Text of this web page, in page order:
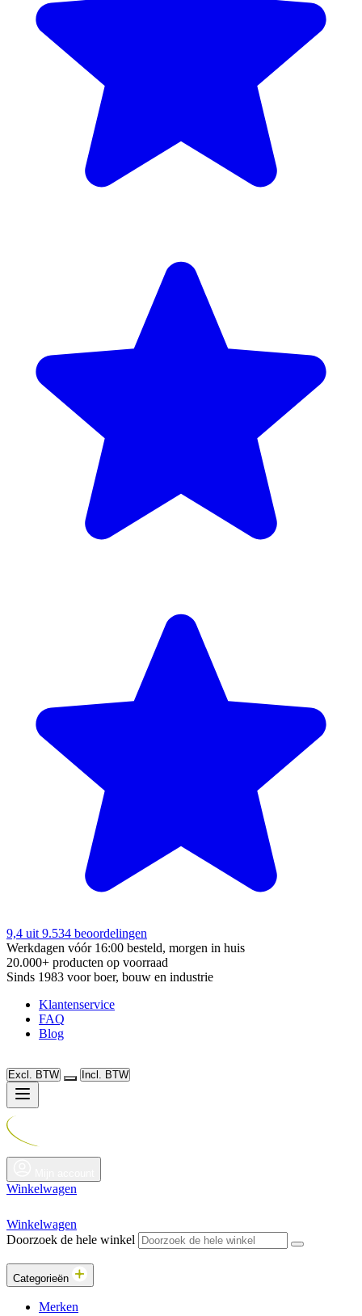
9,4 uit 9.534 beoordelingen
Werkdagen vóór 16:00 besteld, morgen in huis
20.000+ producten op voorraad
Sinds 1983 voor boer, bouw en industrie
Klantenservice
FAQ
Blog
Excl. BTW Incl. BTW
Winkelwagen
Winkelwagen
Doorzoek de hele winkel
Categorieën
Merken